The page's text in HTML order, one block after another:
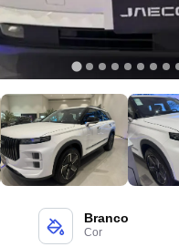
Branco
Cor